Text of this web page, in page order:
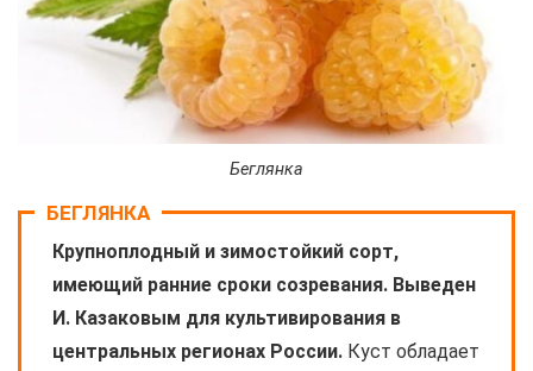
Беглянка
БЕГЛЯНКА
Крупноплодный и зимостойкий сорт,
имеющий ранние сроки созревания. Выведен
И. Казаковым для культивирования в
центральных регионах России. Куст обладает